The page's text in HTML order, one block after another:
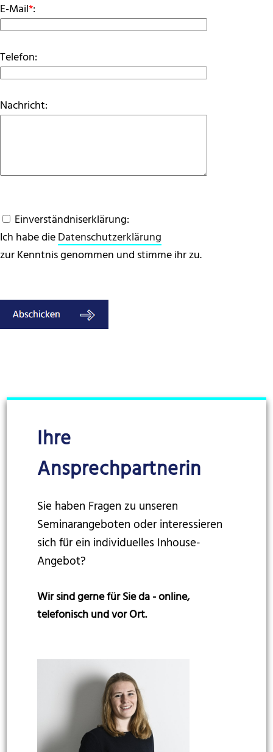
E-Mail*:
Telefon:
Nachricht:
Einverständniserklärung:
Ich habe dieDatenschutzerklärung
zur Kenntnis genommen und stimme ihr zu.
Ihre
Ansprechpartnerin
Sie haben Fragen zu unseren
Seminarangeboten oder interessieren
sich für ein individuelles Inhouse-
Angebot?
Wir sind gerne für Sie da - online,
telefonisch und vor Ort.